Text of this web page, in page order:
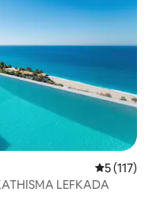
5 de uma
5 (117)
LEFKADA